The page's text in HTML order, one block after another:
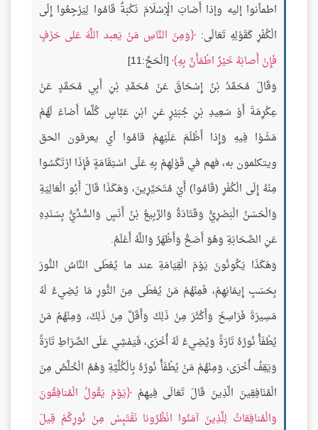
اطمأنوا إليه وإذا أَصَابَ الْإِسْلَامَ نَكْبَةٌ قَامُوا لِيَرْجِعُوا إِلَى
الْكُفْرِ كَقَوْلِهِ تَعَالَى:
وَمِنَ النَّاسِ مَنْ يَعبد اللَّهَ عَلى حَرْفٍ
فَإِنْ أَصابَهُ خَيْرٌ اطْمَأَنَّ بِهِ [الْحَجِّ:11]
وَقَالَ مُحَمَّدُ بْنُ إِسْحَاقَ عَنْ مُحَمَّدِ بْنِ أَبِي مُحَمَّدٍ عَنْ
عِكْرِمَةَ أَوْ سَعِيدِ بْنِ جُبَيْرٍ عَنِ ابْنِ عَبَّاسٍ كُلَّما أَضاءَ لَهُمْ
مَشَوْا فِيهِ وَإِذا أَظْلَمَ عَلَيْهِمْ قامُوا أي يعرفون الحق
ويتكلمون به، فهم في قَوْلِهِمْ بِهِ عَلَى اسْتِقَامَةٍ فَإِذَا ارْتَكَسُوا
مِنْهُ إِلَى الْكُفْرِ (قَامُوا) أَيْ مُتَحَيِّرِينَ، وَهَكَذَا قَالَ أَبُو الْعَالِيَةِ
وَالْحَسَنُ الْبَصْرِيُّ وَقَتَادَةُ وَالرَّبِيعُ بْنُ أَنَسٍ وَالسُّدِّيُّ بِسَنَدِهِ
عَنِ الصَّحَابَةِ وَهُوَ أَصَحُّ وَأَظْهَرُ وَاللَّهُ أَعْلَمُ.
وَهَكَذَا يَكُونُونَ يَوْمَ الْقِيَامَةِ عند ما يُعْطَى النَّاسُ النُّورَ
بِحَسَبِ إِيمَانِهِمْ، فَمِنْهُمْ مَنْ يُعْطَى مِنَ النُّورِ مَا يُضِيءُ لَهُ
مَسِيرَةَ فَرَاسِخَ وَأَكْثَرَ مِنْ ذَلِكَ وَأَقَلَّ مِنْ ذَلِكَ، وَمِنْهُمْ مَنْ
يُطْفَأُ نُورُهُ تَارَةً وَيُضِيءُ لَهُ أُخْرَى، فَيَمْشِي عَلَى الصِّرَاطِ تَارَةً
وَيَقِفُ أُخْرَى، وَمِنْهُمْ مَنْ يُطْفَأُ نُورُهُ بِالْكُلِّيَّةِ وَهُمُ الْخُلَّصُ مِنَ
الْمُنَافِقِينَ الَّذِينَ قَالَ تَعَالَى فِيهِمْ يَوْمَ يَقُولُ الْمُنافِقُونَ
وَالْمُنافِقاتُ لِلَّذِينَ آمَنُوا انْظُرُونا نَقْتَبِسْ مِنْ نُورِكُمْ قِيلَ